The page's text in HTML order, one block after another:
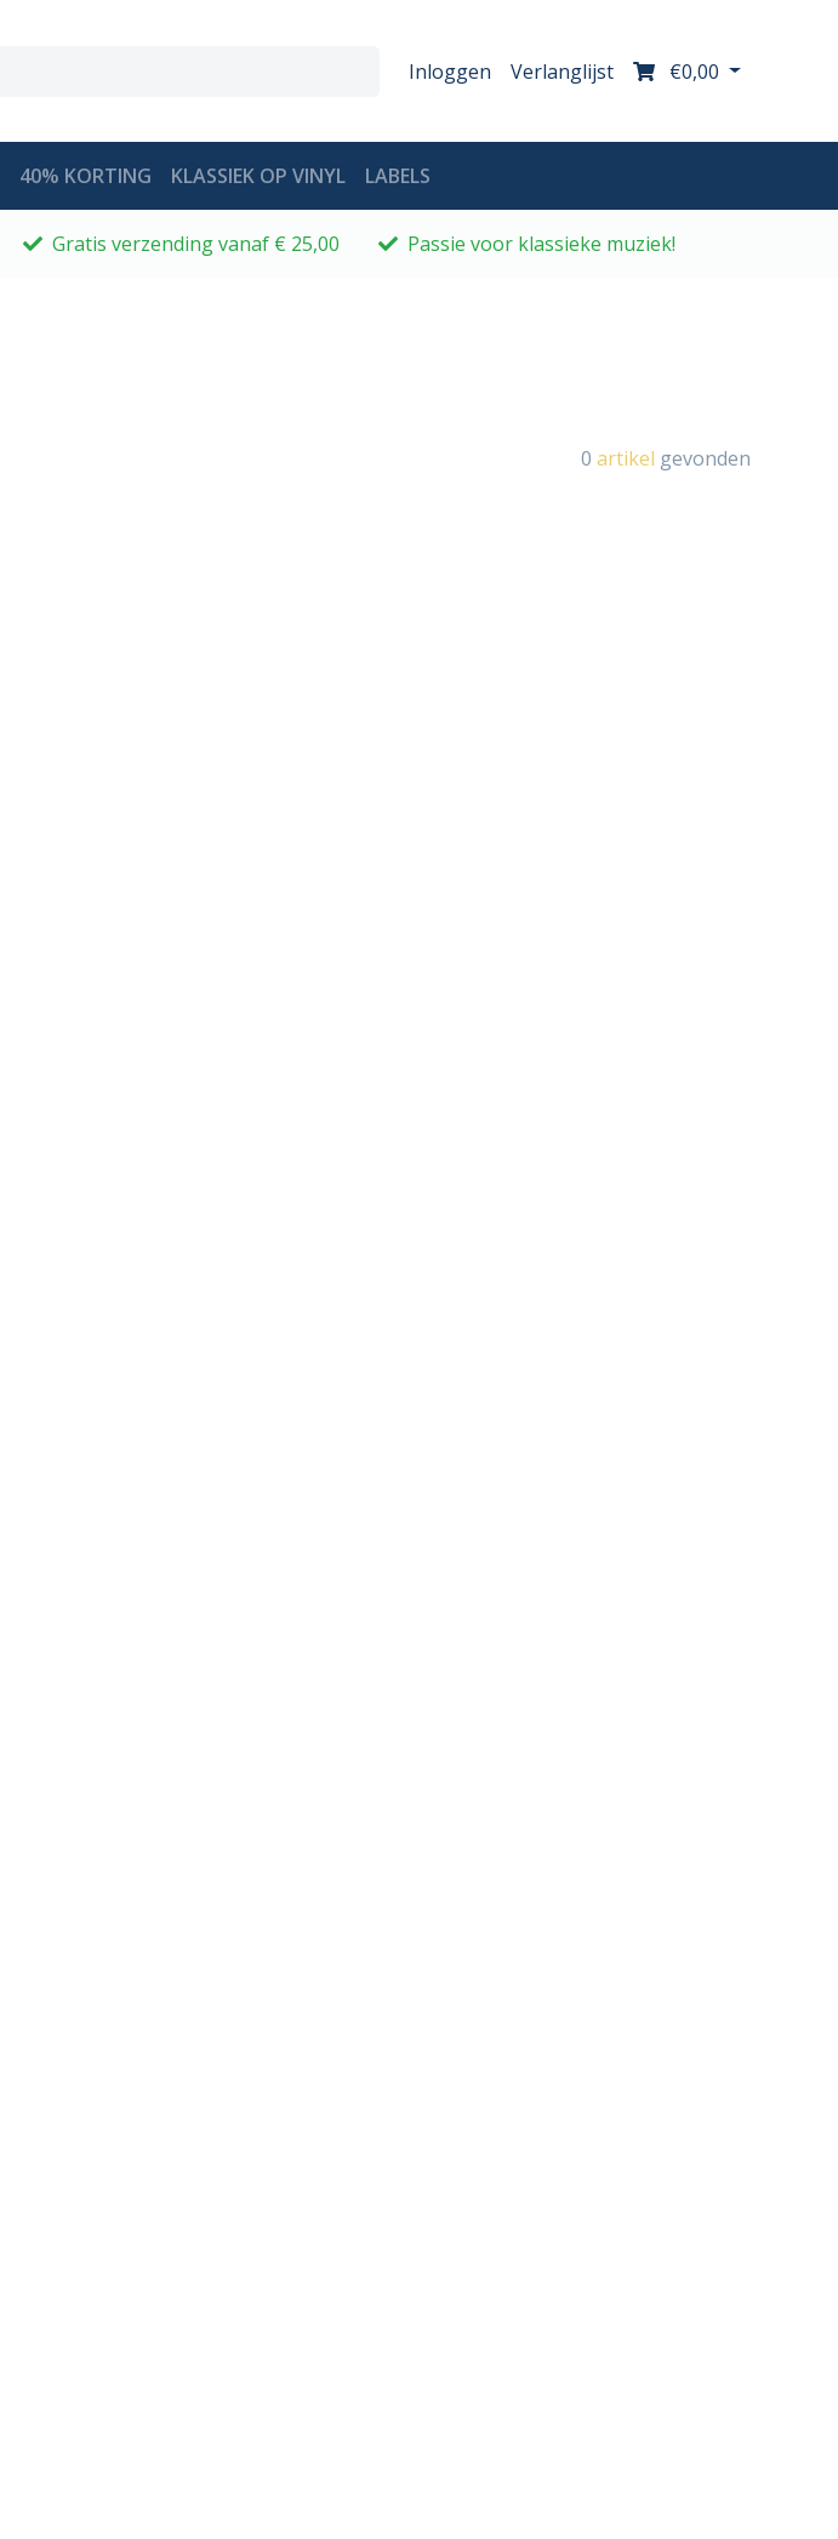
Inloggen Verlanglijst €0,00
40% KORTING KLASSIEK OP VINYL LABELS
Gratis verzending vanaf € 25,00 Passie voor klassieke muziek!
0 artikel gevonden